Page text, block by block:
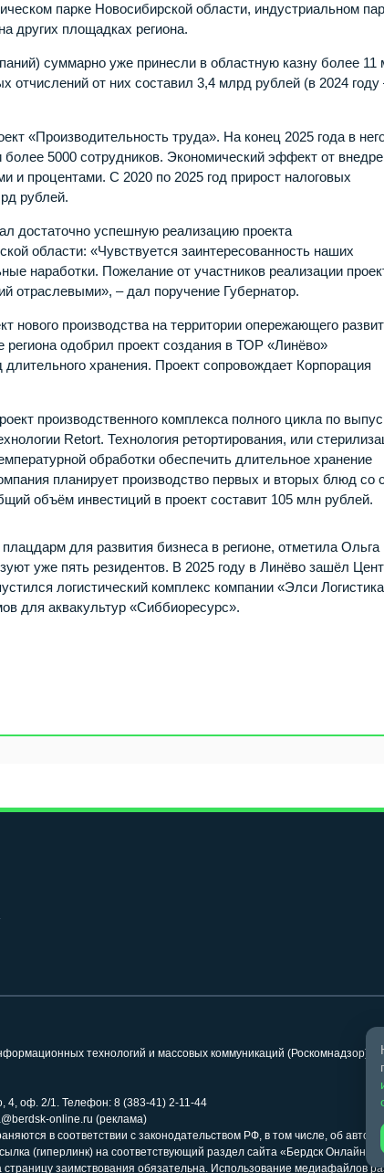
парке Новосибирской области, индустриальном
других площадках региона.
суммарно уже принесли в областную казну более 11
отчислений от них составил 3,4 млрд рублей (в 2024 году
«Производительность труда». На конец 2025 года в
5000 сотрудников. Экономический эффект от
и процентами. С 2020 по 2025 год прирост налоговых
рублей.
достаточно успешную реализацию проекта
области: «Чувствуется заинтересованность наших
наработки. Пожелание от участников реализации
отраслевыми», – дал поручение Губернатор.
нового производства на территории опережающего
одобрил проект создания в ТОР «Линёво»
хранения. Проект сопровождает Корпорация
производственного комплекса полного цикла по
Retort. Технология ретортирования, или
обработки обеспечить длительное хранение
планирует производство первых и вторых блюд со
объём инвестиций в проект составит 105 млн рублей.
для развития бизнеса в регионе, отметила Ольга
уже пять резидентов. В 2025 году в Линёво зашёл
логистический комплекс компании «Элси
для аквакультур «Сиббиоресурс».
технологий и массовых коммуникаций
4, оф. 2/1. Телефон: 8 (383-41) 2-11-44
online.ru (реклама)
в соответствии с законодательством РФ, в том числе, об
(гиперлинк) на соответствующий раздел сайта «Бердск Онлайн»
заимствования обязательна. Использование медиафайлов